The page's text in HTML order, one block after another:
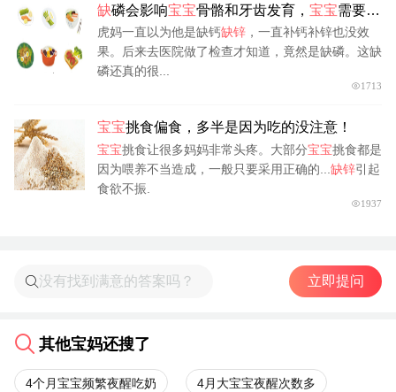
缺磷会影响宝宝骨骼和牙齿发育， 宝宝需要多
少磷？
虎妈一直以为他是缺钙缺锌 ，一直补钙补锌也没效
果。后来去医院做了检查才知道，竟然是缺磷。这缺
磷还真的很...
1713
宝宝挑食偏食，多半是因为吃的没注意！
宝宝挑食让很多妈妈非常头疼。大部分宝宝挑食都是
因为喂养不当造成，一般只要采用正确的...缺锌引起
食欲不振.
1937
立即提问
其他宝妈还搜了
4个月宝宝频繁夜醒吃奶 4月大宝宝夜醒次数多